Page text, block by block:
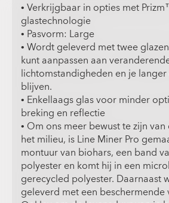
• Verkrijgbaar in opties met
glastechnologie
• Pasvorm: Large
• Wordt geleverd met twee
kunt aanpassen aan
lichtomstandigheden en je
blijven.
• Enkellaags glas voor minder
breking en reflectie
• Om ons meer bewust te zijn
het milieu, is Line Miner Pro
montuur van biohars, een band
polyester en komt hij in een
gerecycled polyester. Daarnaast
geleverd met een beschermende